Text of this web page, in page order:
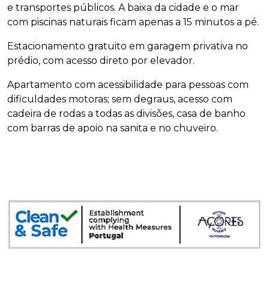
e transportes públicos. A baixa da cidade e o mar
com piscinas naturais ficam apenas a 15 minutos a pé.
Estacionamento gratuito em garagem privativa no
prédio, com acesso direto por elevador.
Apartamento com acessibilidade para pessoas com
dificuldades motoras; sem degraus, acesso com
cadeira de rodas a todas as divisões, casa de banho
com barras de apoio na sanita e no chuveiro.